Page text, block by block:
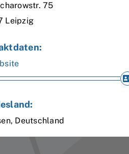
75
Leipzig
, Deutschland